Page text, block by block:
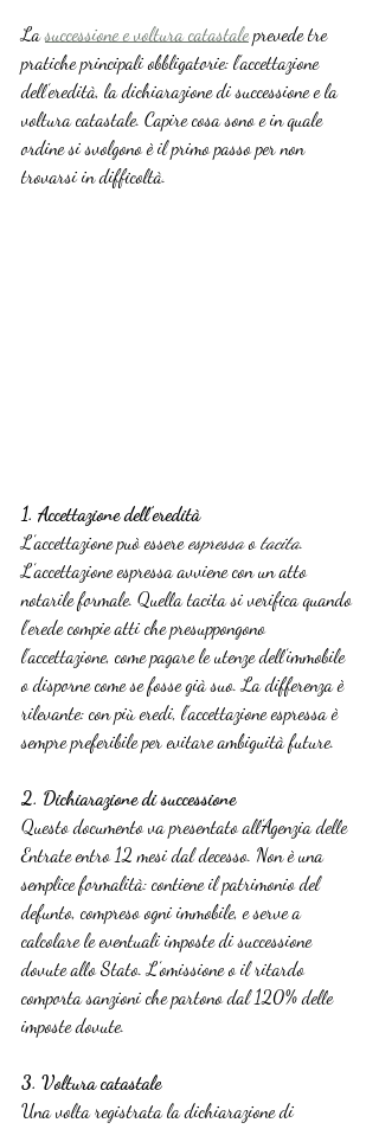
La successione e voltura catastale prevede tre
pratiche principali obbligatorie: l’accettazione
dell’eredità, la dichiarazione di successione e la
voltura catastale. Capire cosa sono e in quale
ordine si svolgono è il primo passo per non
trovarsi in difficoltà.
1. Accettazione dell’eredità
L’accettazione può essere espressa o tacita.
L’accettazione espressa avviene con un atto
notarile formale. Quella tacita si verifica quando
l’erede compie atti che presuppongono
l’accettazione, come pagare le utenze dell’immobile
o disporne come se fosse già suo. La differenza è
rilevante: con più eredi, l’accettazione espressa è
sempre preferibile per evitare ambiguità future.
2. Dichiarazione di successione
Questo documento va presentato all’Agenzia delle
Entrate entro 12 mesi dal decesso. Non è una
semplice formalità: contiene il patrimonio del
defunto, compreso ogni immobile, e serve a
calcolare le eventuali imposte di successione
dovute allo Stato. L’omissione o il ritardo
comporta sanzioni che partono dal 120% delle
imposte dovute.
3. Voltura catastale
Una volta registrata la dichiarazione di